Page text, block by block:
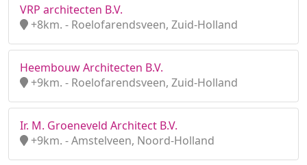
VRP architecten B.V.
+8km. - Roelofarendsveen, Zuid-Holland
Heembouw Architecten B.V.
+9km. - Roelofarendsveen, Zuid-Holland
Ir. M. Groeneveld Architect B.V.
+9km. - Amstelveen, Noord-Holland